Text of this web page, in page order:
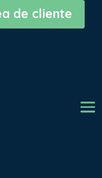
de cliente